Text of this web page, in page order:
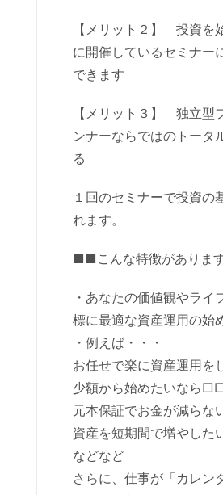
【メリット２】 投資を
に開催しているセミナー
できます
【メリット３】 独立型
ンナーならではのトータ
る
１回のセミナーで投資の
れます。
■■こんな特徴がありま
・あなたの価値観やライ
標に最適な資産運用の始
・例えば・・・
お任せで楽に資産運用
少額から始めたいなら
元本保証でお金が減ら
資産を短期間で増やし
などなど
さらに、仕事が「カレン